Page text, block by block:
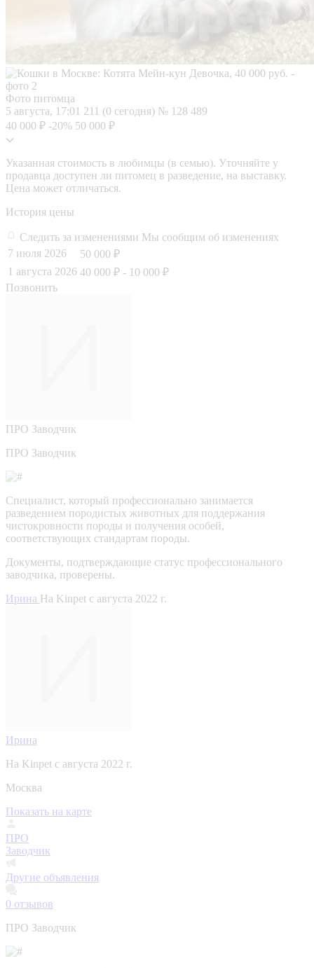
Фото питомца
5 августа, 17:01 211 (0 сегодня) № 128 489
40 000 ₽ -20% 50 000 ₽
Указанная стоимость в любимцы (в семью). Уточняйте у
продавца доступен ли питомец в разведение, на выставку.
Цена может отличаться.
История цены
Следить за изменениями Мы сообщим об изменениях
7 июля 2026
50 000 ₽
1 августа 2026 40 000 ₽ - 10 000 ₽
Позвонить
ПРО Заводчик
ПРО Заводчик
Специалист, который профессионально занимается
разведением породистых животных для поддержания
чистокровности породы и получения особей,
соответствующих стандартам породы.
Документы, подтверждающие статус профессионального
заводчика, проверены.
Ирина На Kinpet c августа 2022 г.
Ирина
На Kinpet c августа 2022 г.
Москва
Показать на карте
ПРО
Заводчик
Другие объявления
0 отзывов
ПРО Заводчик